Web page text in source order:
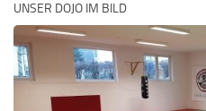
UNSER DOJO IM BILD